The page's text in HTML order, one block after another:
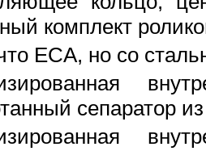
комплект
ECA, но со
сепаратор